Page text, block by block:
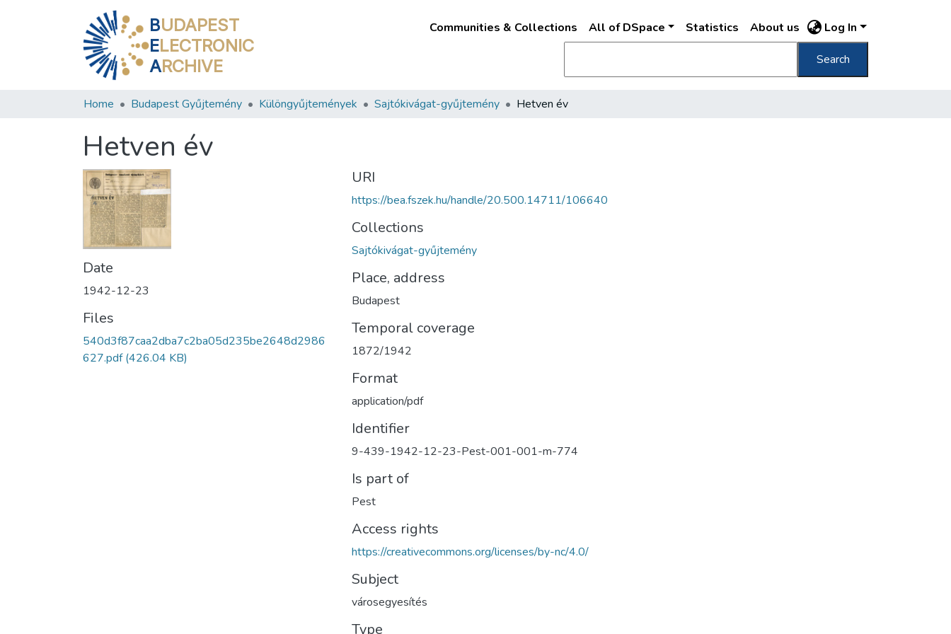
BUDAPEST
ELECTRONIC
ARCHIVE
Communities & Collections All of DSpace Statistics About us Log In
Search
Home Budapest Gyűjtemény Különgyűjtemények Sajtókivágat-gyűjtemény Hetven év
Hetven év
Date
1942-12-23
Files
540d3f87caa2dba7c2ba05d235be2648d2986
627.pdf(426.04 KB)
URI
https://bea.fszek.hu/handle/20.500.14711/106640
Collections
Sajtókivágat-gyűjtemény
Place, address
Budapest
Temporal coverage
1872/1942
Format
application/pdf
Identifier
9-439-1942-12-23-Pest-001-001-m-774
Is part of
Pest
Access rights
https://creativecommons.org/licenses/by-nc/4.0/
Subject
városegyesítés
Type